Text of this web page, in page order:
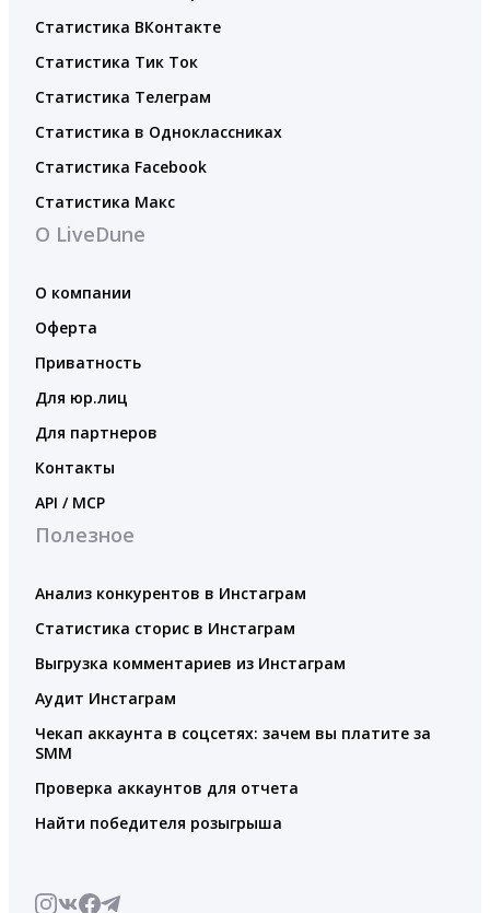
Статистика ВКонтакте
Статистика Тик Ток
Статистика Телеграм
Статистика в Одноклассниках
Статистика Facebook
Статистика Макс
О LiveDune
О компании
Оферта
Приватность
Для юр.лиц
Для партнеров
Контакты
API / MCP
Полезное
Анализ конкурентов в Инстаграм
Статистика сторис в Инстаграм
Выгрузка комментариев из Инстаграм
Аудит Инстаграм
Чекап аккаунта в соцсетях: зачем вы платите за
SMM
Проверка аккаунтов для отчета
Найти победителя розыгрыша